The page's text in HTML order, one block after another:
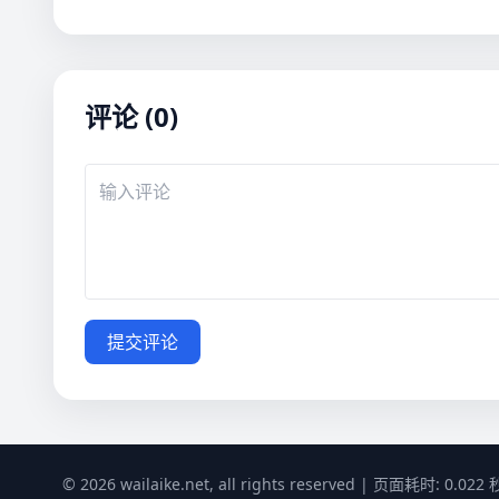
评论 (0)
提交评论
© 2026 wailaike.net, all rights reserved | 页面耗时: 0.022